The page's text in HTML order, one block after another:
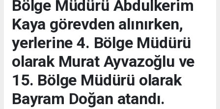
Bölge Müdürü Abdulkerim
Kaya görevden alınırken,
yerlerine 4. Bölge Müdürü
olarak Murat Ayvazoğlu ve
15. Bölge Müdürü olarak
Bayram Doğan atandı.